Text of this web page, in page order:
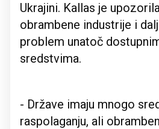
Ukrajini. Kallas je
obrambene industrije i
problem unatoč
sredstvima.
- Države imaju mnogo
raspolaganju, ali